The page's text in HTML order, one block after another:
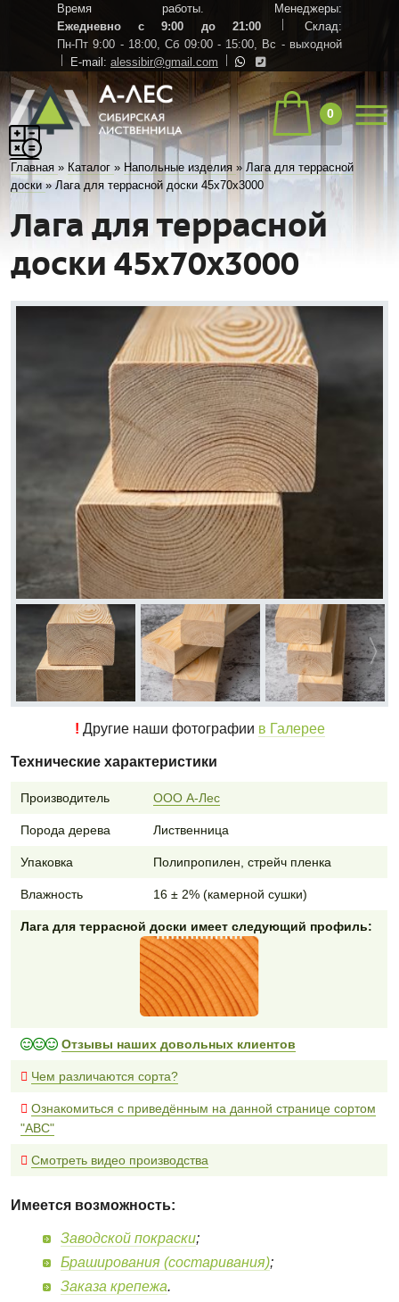
Время работы. Менеджеры:
Ежедневно с 9:00 до 21:00
Склад:
Пн-Пт 9:00 - 18:00, Сб 09:00 - 15:00, Вс - выходной
E-mail: alessibir@gmail.com
0
Главная » Каталог » Напольные изделия »Лага для террасной
доски »Лага для террасной доски 45х70х3000
Лага для террасной
доски 45х70х3000
! Другие наши фотографии в Галерее
Технические характеристики
Производитель ООО А-Лес
Порода дерева Лиственница
Упаковка Полипропилен, стрейч пленка
Влажность 16 ± 2% (камерной сушки)
Лага для террасной доски имеет следующий профиль:
Отзывы наших довольных клиентов
Чем различаются сорта?
Ознакомиться с приведённым на данной странице сортом
"АВС"
Смотреть видео производства
Имеется возможность:
Заводской покраски;
Браширования (состаривания);
Заказа крепежа.